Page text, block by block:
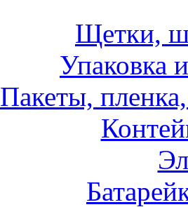
Щетки,
Упаковка
Пакеты,